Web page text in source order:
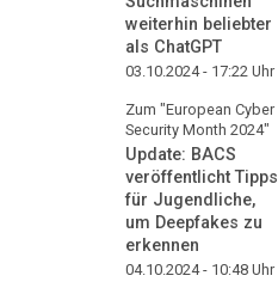
weiterhin beliebter
als ChatGPT
03.10.2024 - 17:22 Uhr
Zum "European Cyber
Security Month 2024"
Update: BACS
veröffentlicht Tipps
für Jugendliche,
um Deepfakes zu
erkennen
04.10.2024 - 10:48 Uhr